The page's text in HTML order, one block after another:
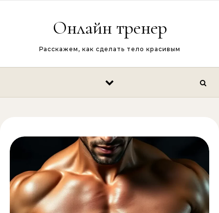
Онлайн тренер
Расскажем, как сделать тело красивым